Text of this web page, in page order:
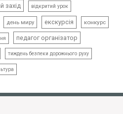
захід відкритий урок
день миру екскурсія конкурс
педагог організатор
тиждень безпеки дорожнього руху